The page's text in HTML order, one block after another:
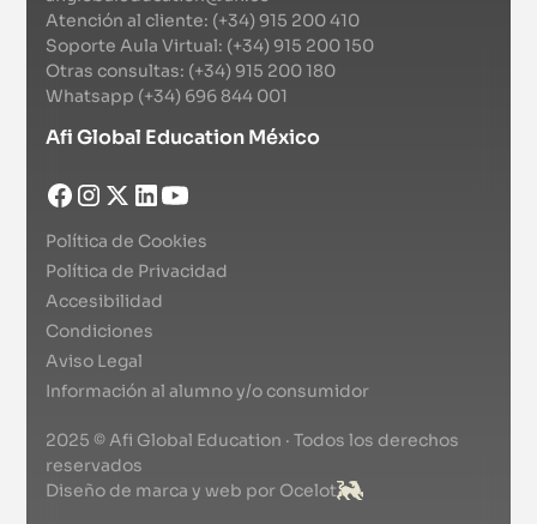
Atención al cliente: (+34) 915 200 410
Soporte Aula Virtual: (+34) 915 200 150
Otras consultas: (+34) 915 200 180
Whatsapp (+34) 696 844 001
Afi Global Education México
Política de Cookies
Política de Privacidad
Accesibilidad
Condiciones
Aviso Legal
Información al alumno y/o consumidor
2025 © Afi Global Education · Todos los derechos
reservados
Diseño de marca y web por Ocelot